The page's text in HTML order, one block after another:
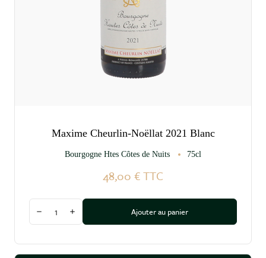
Maxime Cheurlin-Noëllat 2021 Blanc
Bourgogne Htes Côtes de Nuits 75cl
48,00 €TTC
Diminuer la quantité
Augmenter la quantitéAjouter au panier